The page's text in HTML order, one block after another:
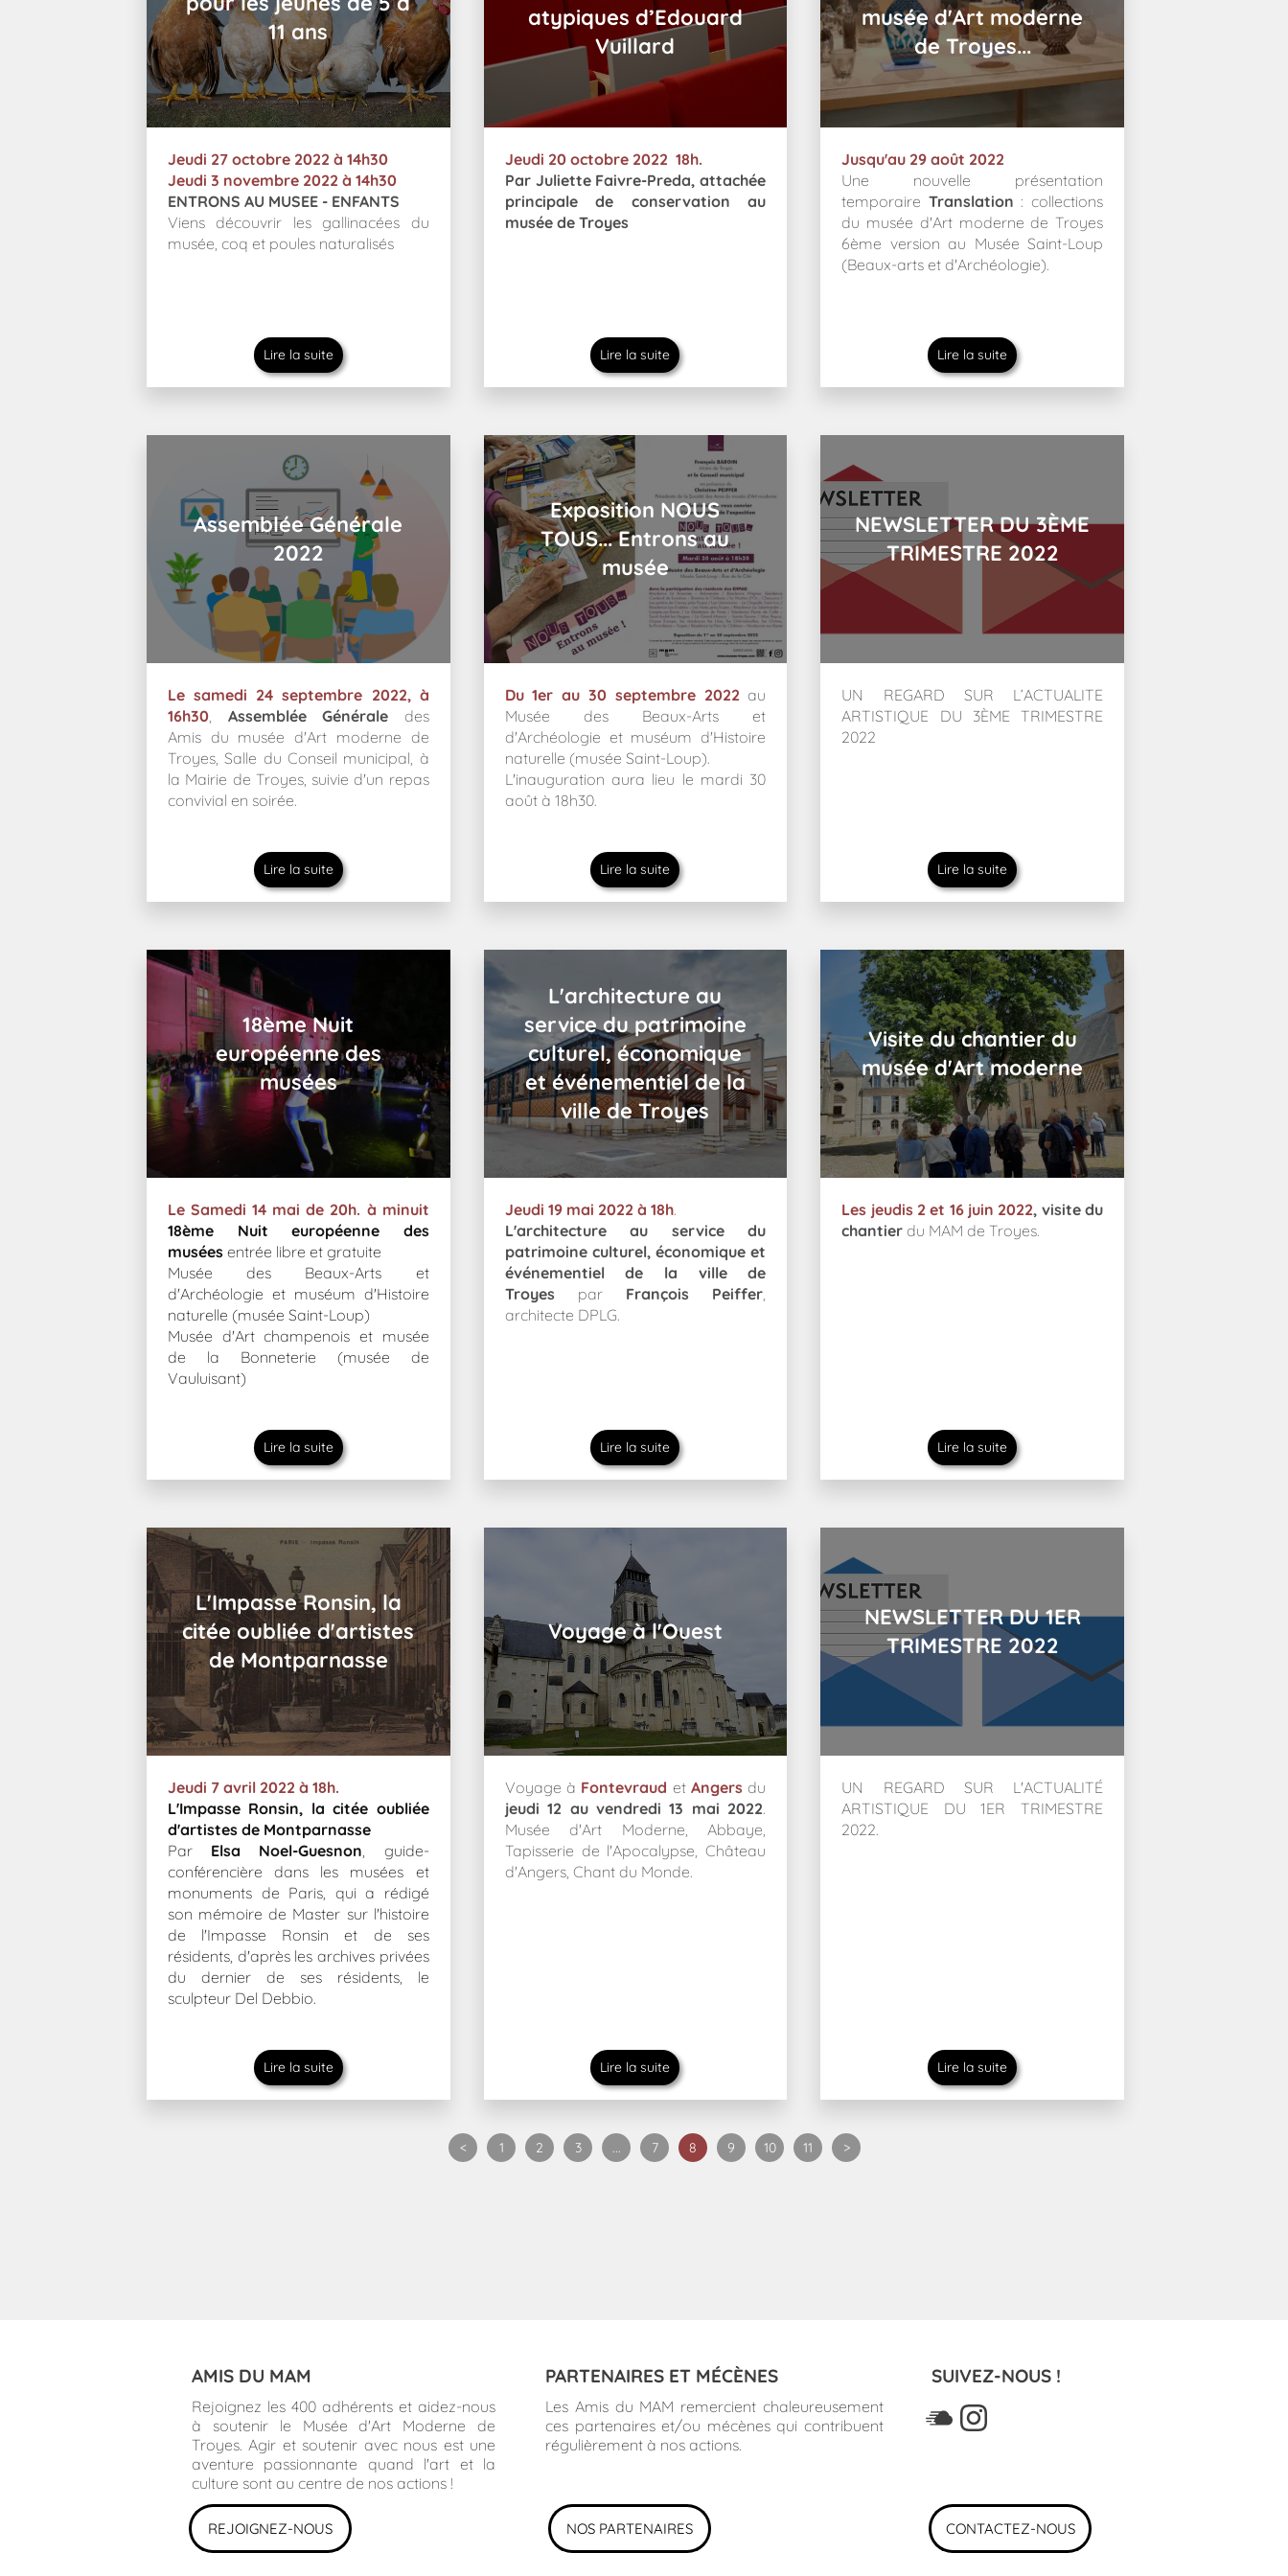
AMIS DU MAM
Rejoignez les 400 adhérents et aidez-nous
à soutenir le Musée d'Art Moderne de
Troyes. Agir et soutenir avec nous est une
aventure passionnante quand l'art et la
culture sont au centre de nos actions !
SUIVEZ-NOUS !
REJOIGNEZ-NOUS CONTACTEZ-NOUS
PARTENAIRES ET MÉCÈNES
Les Amis du MAM remercient chaleureusement
ces partenaires et/ou mécènes qui contribuent
régulièrement à nos actions.
NOS PARTENAIRES
11 ans
Jeudi 27 octobre 2022 à 14h30
Jeudi 3 novembre 2022 à 14h30
ENTRONS AU MUSEE - ENFANTS
Viens découvrir les gallinacées du
musée, coq et poules naturalisés
Lire la suite
atypiques d’Edouard
Vuillard
Jeudi 20 octobre 2022 18h.
Par Juliette Faivre-Preda, attachée
principale de conservation au
musée de Troyes
Lire la suite
musée d'Art moderne
de Troyes...
Jusqu'au 29 août 2022
Une nouvelle présentation
temporaire Translation : collections
du musée d'Art moderne de Troyes
6ème version au Musée Saint-Loup
(Beaux-arts et d'Archéologie).
Lire la suite
Assemblée Générale
2022
Le samedi 24 septembre 2022, à
16h30, Assemblée Générale des
Amis du musée d'Art moderne de
Troyes, Salle du Conseil municipal, à
la Mairie de Troyes, suivie d'un repas
convivial en soirée.
Lire la suite
Exposition NOUS
TOUS... Entrons au
musée
Du 1er au 30 septembre 2022 au
Musée des Beaux-Arts et
d'Archéologie et muséum d'Histoire
naturelle (musée Saint-Loup).
L'inauguration aura lieu le mardi 30
août à 18h30.
Lire la suite
NEWSLETTER DU 3ÈME
TRIMESTRE 2022
UN REGARD SUR L’ACTUALITE
ARTISTIQUE DU 3ÈME TRIMESTRE
2022
Lire la suite
18ème Nuit
européenne des
musées
Le Samedi 14 mai de 20h. à minuit
18ème Nuit européenne des
musées entrée libre et gratuite
Musée des Beaux-Arts et
d'Archéologie et muséum d'Histoire
naturelle (musée Saint-Loup)
Musée d'Art champenois et musée
de la Bonneterie (musée de
Vauluisant)
Lire la suite
L'architecture au
service du patrimoine
culturel, économique
et événementiel de la
ville de Troyes
Jeudi 19 mai 2022 à 18h.
L'architecture au service du
patrimoine culturel, économique et
événementiel de la ville de
Troyes par François Peiffer,
architecte DPLG.
Lire la suite
Visite du chantier du
musée d'Art moderne
Les jeudis 2 et 16 juin 2022, visite du
chantier du MAM de Troyes.
Lire la suite
L'Impasse Ronsin, la
citée oubliée d'artistes
de Montparnasse
Jeudi 7 avril 2022 à 18h.
L'Impasse Ronsin, la citée oubliée
d'artistes de Montparnasse
Par Elsa Noel-Guesnon, guide-
conférencière dans les musées et
monuments de Paris, qui a rédigé
son mémoire de Master sur l'histoire
de l'Impasse Ronsin et de ses
résidents, d'après les archives privées
du dernier de ses résidents, le
sculpteur Del Debbio.
Lire la suite
Voyage à l'Ouest
Voyage à Fontevraud et Angers du
jeudi 12 au vendredi 13 mai 2022.
Musée d'Art Moderne, Abbaye,
Tapisserie de l'Apocalypse, Château
d'Angers, Chant du Monde.
Lire la suite
NEWSLETTER DU 1ER
TRIMESTRE 2022
UN REGARD SUR L'ACTUALITÉ
ARTISTIQUE DU 1ER TRIMESTRE
2022.
Lire la suite
< 1 2 3 ... 7 8 9 10 11 >